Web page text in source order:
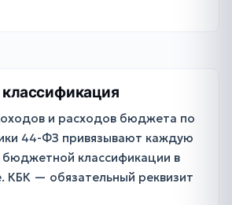
и расходов бюджета по
44-ФЗ привязывают каждую
бюджетной классификации в
КБК — обязательный реквизит